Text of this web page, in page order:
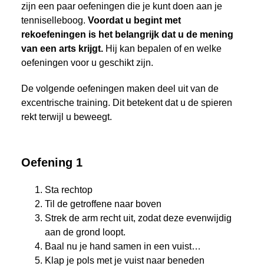
zijn een paar oefeningen die je kunt doen aan je
tenniselleboog. Voordat u begint met
rekoefeningen is het belangrijk dat u de mening
van een arts krijgt.Hij kan bepalen of en welke
oefeningen voor u geschikt zijn.
De volgende oefeningen maken deel uit van de
excentrische training. Dit betekent dat u de spieren
rekt terwijl u beweegt.
Oefening 1
Sta rechtop
Til de getroffene naar boven
Strek de arm recht uit, zodat deze evenwijdig
aan de grond loopt.
Baal nu je hand samen in een vuist…
Klap je pols met je vuist naar beneden